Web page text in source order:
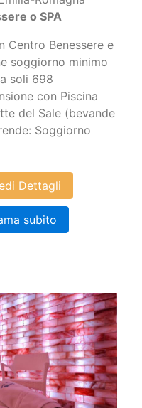
o SPA
Centro Benessere e
soggiorno minimo
soli 698
con Piscina
del Sale (bevande
Soggiorno
Dettagli
subito